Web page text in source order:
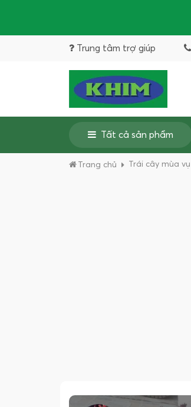
Trung tâm trợ giúp
Tất cả sản phẩm
Trang chủ Trái cây mùa vụ